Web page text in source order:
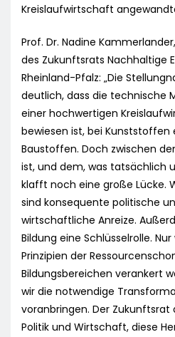
Kreislaufwirtschaft
Prof. Dr. Nadine
des Zukunftsrats Nachhaltige
Rheinland-Pfalz: „Die
deutlich, dass die technische
einer hochwertigen
bewiesen ist, bei Kunststoffen
Baustoffen. Doch zwischen
ist, und dem, was tatsächlich
klafft noch eine große Lücke.
sind konsequente politische
wirtschaftliche Anreize.
Bildung eine Schlüsselrolle.
Prinzipien der
Bildungsbereichen verankert
wir die notwendige
voranbringen. Der Zukunftsrat
Politik und Wirtschaft, diese